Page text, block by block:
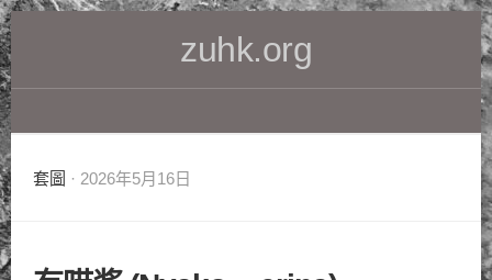
Skip
to
content
zuhk.org
套圖 · 2026年5月16日